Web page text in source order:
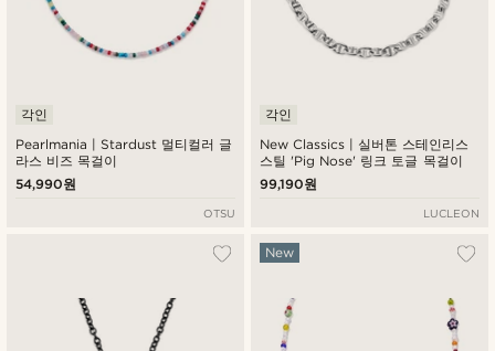
Pearlmania | Stardust 멀티컬러 글
라스 비즈 목걸이
각인
54,990원
OTSU
New Classics | 실버톤 스테인리스
스틸 'Pig Nose' 링크 토글 목걸이
각인
99,190원
LUCLEON
New